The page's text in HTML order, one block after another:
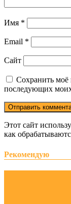
Имя *
Email *
Сайт
Сохранить моё
последующих
Этот сайт
как
Рекомендую